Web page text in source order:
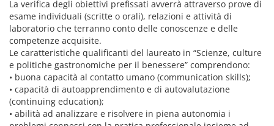
La verifica degli obiettivi prefissati avverrà attraverso prove di
esame individuali (scritte o orali), relazioni e attività di
laboratorio che terranno conto delle conoscenze e delle
competenze acquisite.
Le caratteristiche qualificanti del laureato in “Scienze, culture
e politiche gastronomiche per il benessere” comprendono:
• buona capacità al contatto umano (communication skills);
• capacità di autoapprendimento e di autovalutazione
(continuing education);
• abilità ad analizzare e risolvere in piena autonomia i